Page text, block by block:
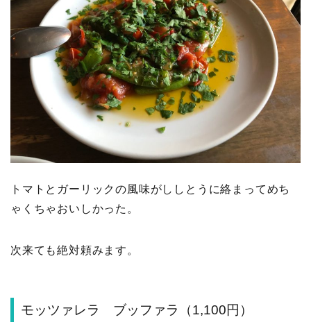
トマトとガーリックの風味がししとうに絡まってめち
ゃくちゃおいしかった。
次来ても絶対頼みます。
モッツァレラ ブッファラ（1,100円）